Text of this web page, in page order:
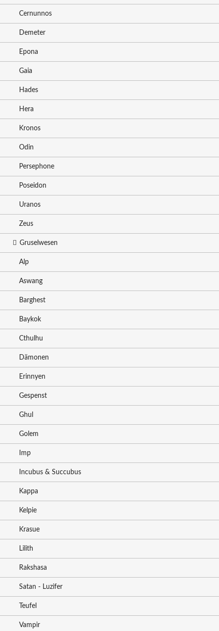
Cernunnos
Demeter
Epona
Gaia
Hades
Hera
Kronos
Odin
Persephone
Poseidon
Uranos
Zeus
Gruselwesen
Alp
Aswang
Barghest
Baykok
Cthulhu
Dämonen
Erinnyen
Gespenst
Ghul
Golem
Imp
Incubus & Succubus
Kappa
Kelpie
Krasue
Lilith
Rakshasa
Satan - Luzifer
Teufel
Vampir